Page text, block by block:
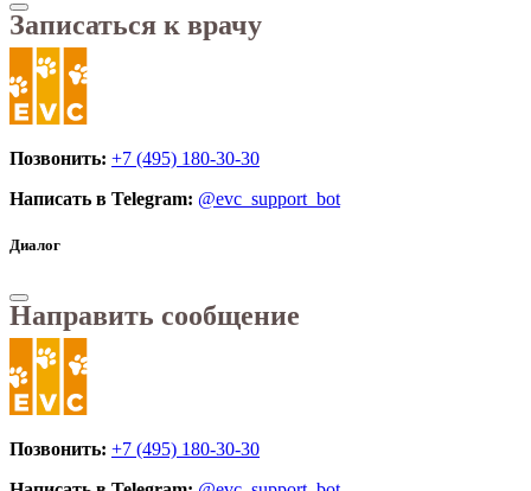
Записаться к врачу
Позвонить: +7 (495) 180-30-30
Написать в Telegram: @evc_support_bot
Диалог
Направить сообщение
Позвонить: +7 (495) 180-30-30